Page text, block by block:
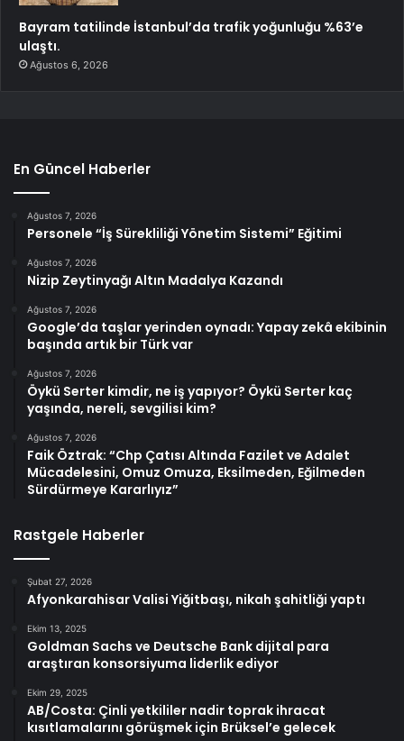
Bayram tatilinde İstanbul’da trafik yoğunluğu %63’e
ulaştı.
Ağustos 6, 2026
En Güncel Haberler
Ağustos 7, 2026
Personele “İş Sürekliliği Yönetim Sistemi” Eğitimi
Ağustos 7, 2026
Nizip Zeytinyağı Altın Madalya Kazandı
Ağustos 7, 2026
Google’da taşlar yerinden oynadı: Yapay zekâ ekibinin
başında artık bir Türk var
Ağustos 7, 2026
Öykü Serter kimdir, ne iş yapıyor? Öykü Serter kaç
yaşında, nereli, sevgilisi kim?
Ağustos 7, 2026
Faik Öztrak: “Chp Çatısı Altında Fazilet ve Adalet
Mücadelesini, Omuz Omuza, Eksilmeden, Eğilmeden
Sürdürmeye Kararlıyız”
Rastgele Haberler
Şubat 27, 2026
Afyonkarahisar Valisi Yiğitbaşı, nikah şahitliği yaptı
Ekim 13, 2025
Goldman Sachs ve Deutsche Bank dijital para
araştıran konsorsiyuma liderlik ediyor
Ekim 29, 2025
AB/Costa: Çinli yetkililer nadir toprak ihracat
kısıtlamalarını görüşmek için Brüksel’e gelecek